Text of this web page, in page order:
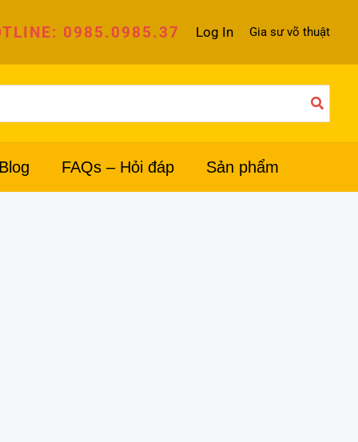
0985.0985.37 Log In Gia sư võ thuật
FAQs – Hỏi đáp Sản phẩm